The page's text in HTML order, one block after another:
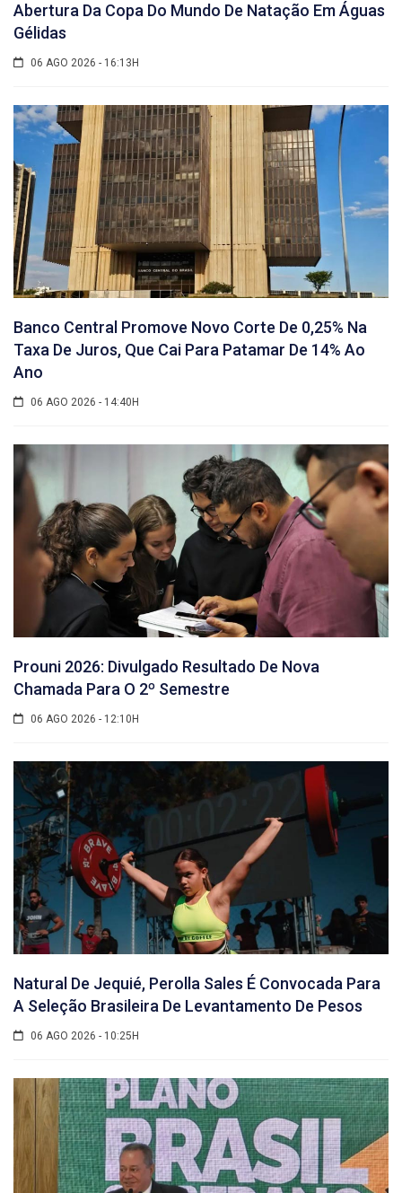
Abertura Da Copa Do Mundo De Natação Em Águas
Gélidas
06 AGO 2026 - 16:13H
Banco Central Promove Novo Corte De 0,25% Na
Taxa De Juros, Que Cai Para Patamar De 14% Ao
Ano
06 AGO 2026 - 14:40H
Prouni 2026: Divulgado Resultado De Nova
Chamada Para O 2º Semestre
06 AGO 2026 - 12:10H
Natural De Jequié, Perolla Sales É Convocada Para
A Seleção Brasileira De Levantamento De Pesos
06 AGO 2026 - 10:25H